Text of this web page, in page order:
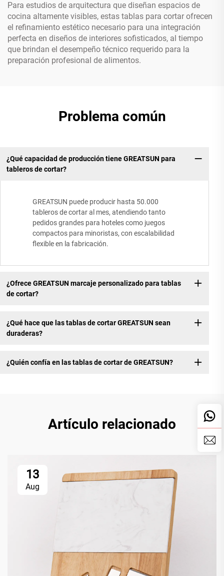
Para estudios de arquitectura que diseñan espacios de
cocina altamente visibles, estas tablas para cortar ofrecen
el refinamiento estético necesario para una integración
perfecta en diseños de interiores sofisticados, al tiempo
que brindan el desempeño técnico requerido para la
preparación profesional de alimentos.
Problema común
¿Qué capacidad de producción tiene GREATSUN para
tableros de cortar?
GREATSUN puede producir hasta 50.000
tableros de cortar al mes, atendiendo tanto
pedidos grandes para hoteles como juegos
compactos para minoristas, con escalabilidad
flexible en la fabricación.
¿Ofrece GREATSUN marcaje personalizado para tablas
de cortar?
¿Qué hace que las tablas de cortar GREATSUN sean
duraderas?
¿Quién confía en las tablas de cortar de GREATSUN?
Artículo relacionado
13
Aug